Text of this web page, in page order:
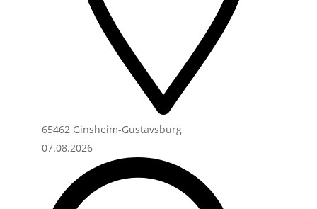
65462 Ginsheim-Gustavsburg
07.08.2026